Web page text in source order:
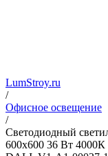
LumStroy.ru
/
Офисное освещение
/
Светодиодный
600х600 36 Вт 4000К